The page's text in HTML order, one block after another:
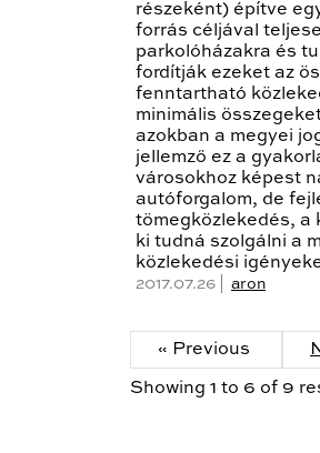
részeként) építve
forrás céljával
parkolóházakra és
fordítják ezeket az
fenntartható
minimális
azokban a megyei
jellemző ez a
városokhoz képest
autóforgalom, de
tömegközlekedés, a
ki tudná szolgálni a
közlekedési
2017.07.26 | aron
« Previous
Showing 1 to 6 of 9